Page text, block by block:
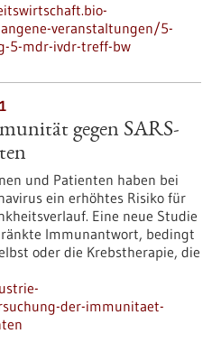
veranstaltungen/5-
5-mdr-ivdr-treff-bw
gegen SARS-
und Patienten haben bei
ein erhöhtes Risiko für
Eine neue Studie
Immunantwort, bedingt
oder die Krebstherapie, die
der-immunitaet-